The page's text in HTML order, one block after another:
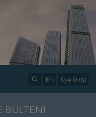
EN Üye Girişi
BÜLTENİ